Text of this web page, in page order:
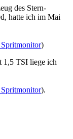
des Stern-
hatte ich im Mai
)
1,5 TSI liege ich
).